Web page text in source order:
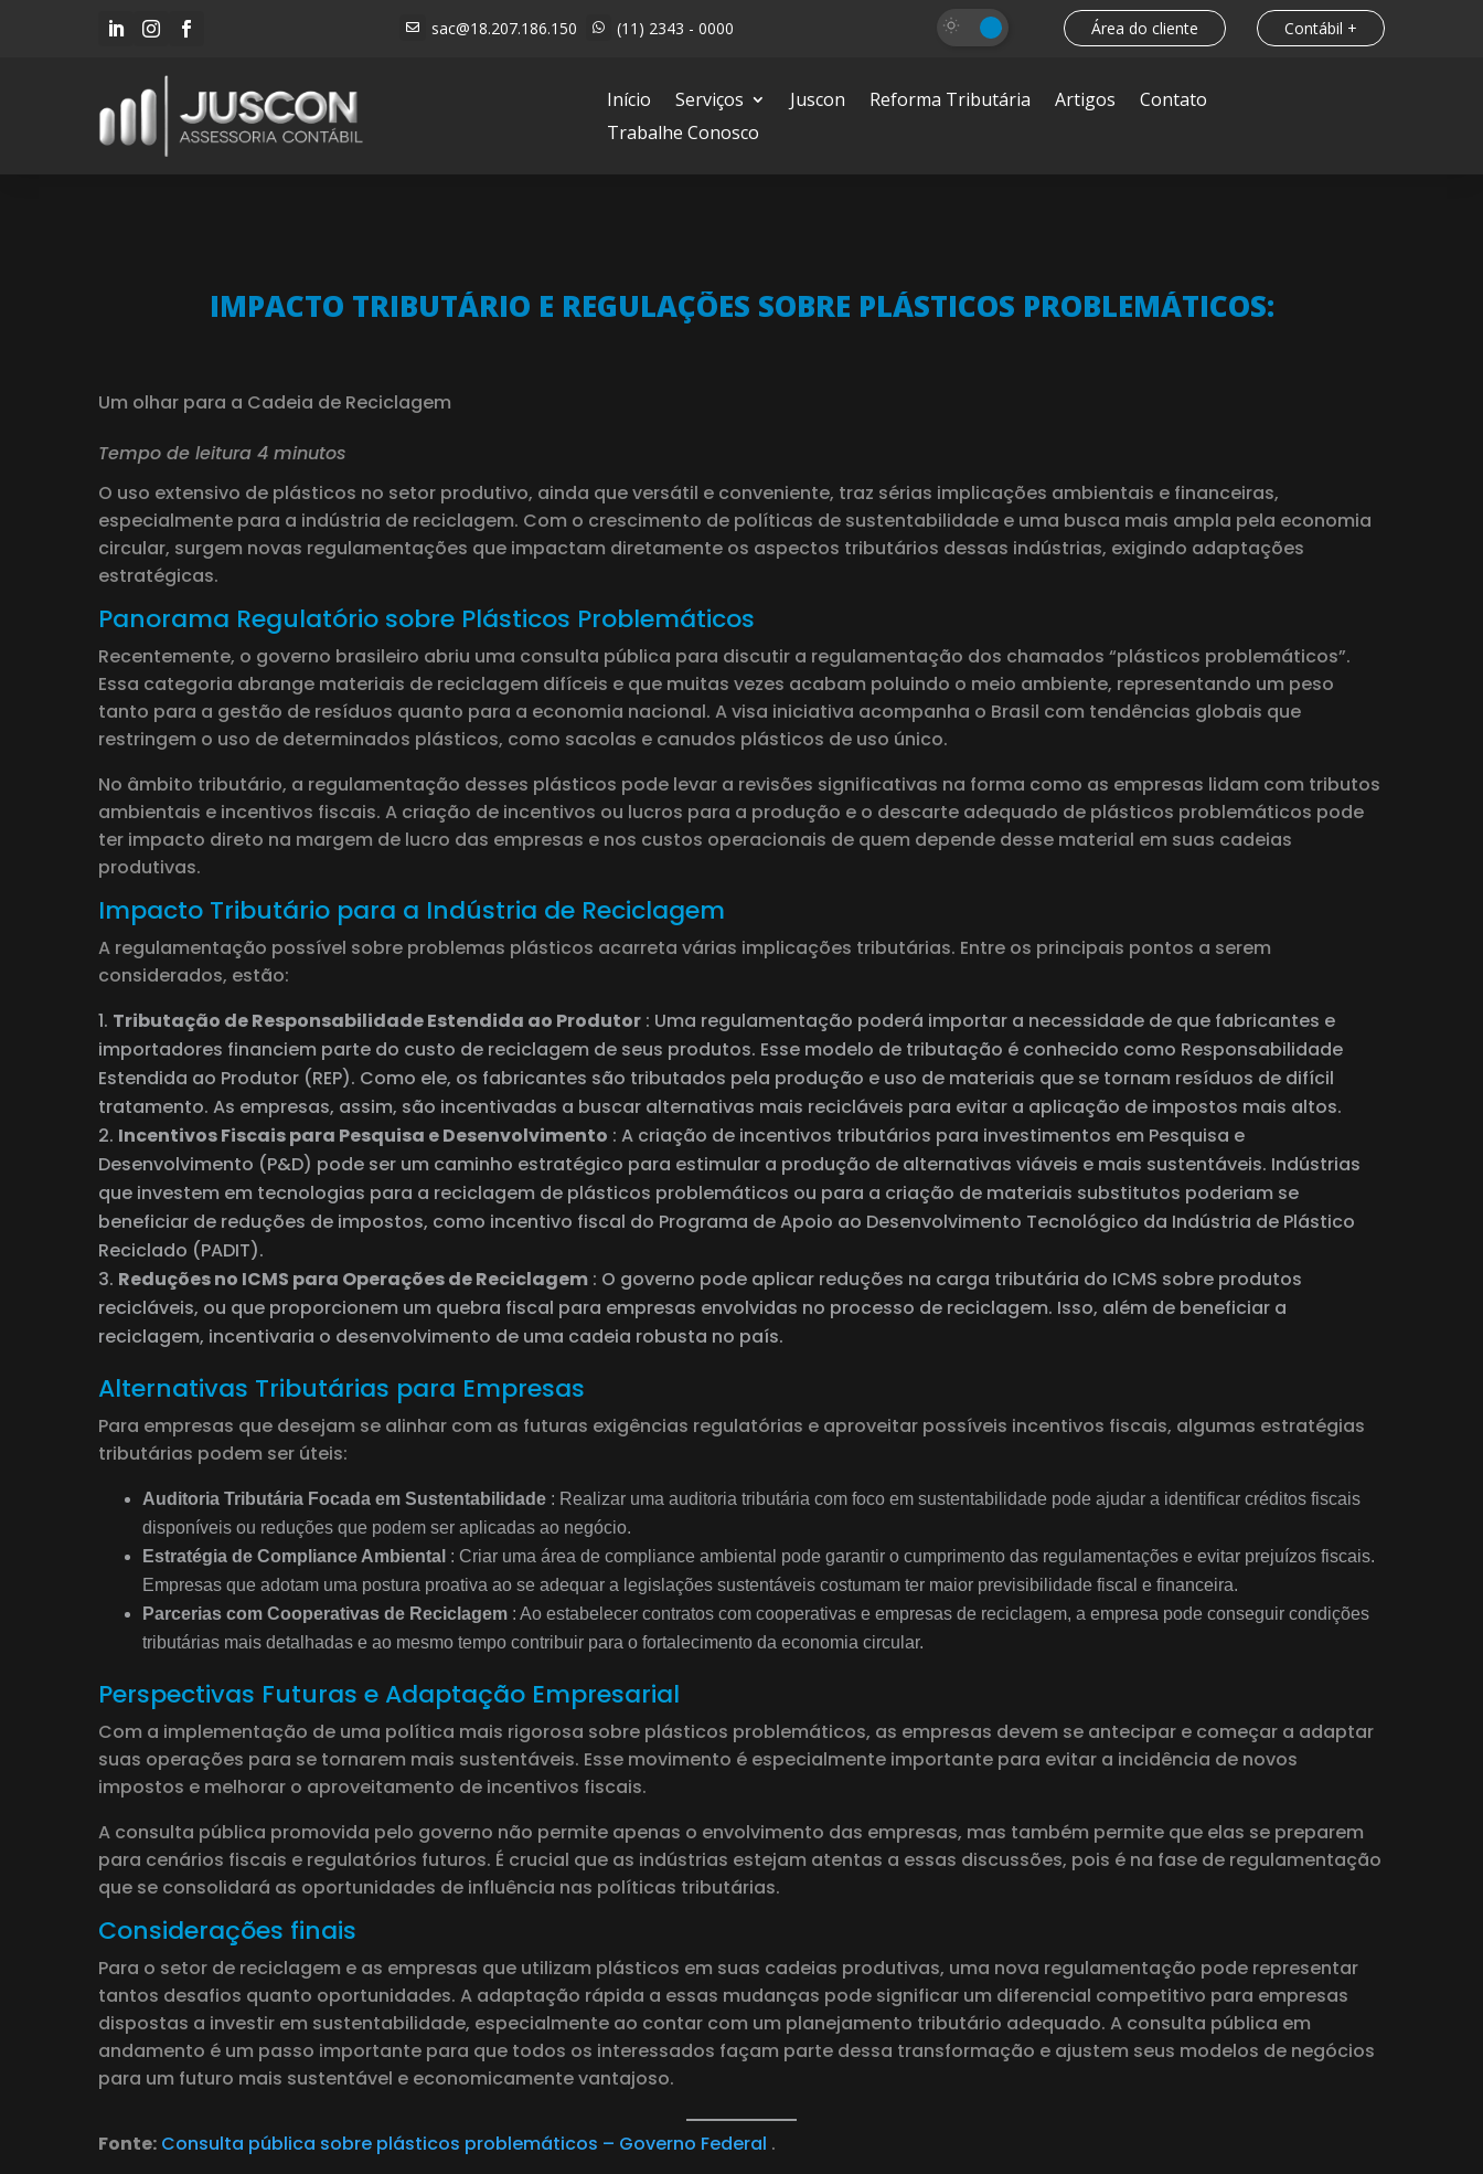
    sac@18.207.186.150  (11) 2343 - 0000 Área do cliente Contábil +
Início Serviços Juscon Reforma Tributária Artigos
Contato
Trabalhe Conosco
IMPACTO TRIBUTÁRIO E REGULAÇÕES SOBRE PLÁSTICOS PROBLEMÁTICOS:
Um olhar para a Cadeia de Reciclagem
Tempo de leitura 4 minutos
O uso extensivo de plásticos no setor produtivo, ainda que versátil e conveniente, traz sérias implicações ambientais e financeiras,
especialmente para a indústria de reciclagem. Com o crescimento de políticas de sustentabilidade e uma busca mais ampla pela economia
circular, surgem novas regulamentações que impactam diretamente os aspectos tributários dessas indústrias, exigindo adaptações
estratégicas.
Panorama Regulatório sobre Plásticos Problemáticos
Recentemente, o governo brasileiro abriu uma consulta pública para discutir a regulamentação dos chamados “plásticos problemáticos”.
Essa categoria abrange materiais de reciclagem difíceis e que muitas vezes acabam poluindo o meio ambiente, representando um peso
tanto para a gestão de resíduos quanto para a economia nacional. A visa iniciativa acompanha o Brasil com tendências globais que
restringem o uso de determinados plásticos, como sacolas e canudos plásticos de uso único.
No âmbito tributário, a regulamentação desses plásticos pode levar a revisões significativas na forma como as empresas lidam com tributos
ambientais e incentivos fiscais. A criação de incentivos ou lucros para a produção e o descarte adequado de plásticos problemáticos pode
ter impacto direto na margem de lucro das empresas e nos custos operacionais de quem depende desse material em suas cadeias
produtivas.
Impacto Tributário para a Indústria de Reciclagem
A regulamentação possível sobre problemas plásticos acarreta várias implicações tributárias. Entre os principais pontos a serem
considerados, estão:
Tributação de Responsabilidade Estendida ao Produtor : Uma regulamentação poderá importar a necessidade de que fabricantes e
importadores financiem parte do custo de reciclagem de seus produtos. Esse modelo de tributação é conhecido como Responsabilidade
Estendida ao Produtor (REP). Como ele, os fabricantes são tributados pela produção e uso de materiais que se tornam resíduos de difícil
tratamento. As empresas, assim, são incentivadas a buscar alternativas mais recicláveis ​​para evitar a aplicação de impostos mais altos.
Incentivos Fiscais para Pesquisa e Desenvolvimento : A criação de incentivos tributários para investimentos em Pesquisa e
Desenvolvimento (P&D) pode ser um caminho estratégico para estimular a produção de alternativas viáveis ​​e mais sustentáveis. Indústrias
que investem em tecnologias para a reciclagem de plásticos problemáticos ou para a criação de materiais substitutos poderiam se
beneficiar de reduções de impostos, como incentivo fiscal do Programa de Apoio ao Desenvolvimento Tecnológico da Indústria de Plástico
Reciclado (PADIT).
Reduções no ICMS para Operações de Reciclagem : O governo pode aplicar reduções na carga tributária do ICMS sobre produtos
recicláveis, ou que proporcionem um quebra fiscal para empresas envolvidas no processo de reciclagem. Isso, além de beneficiar a
reciclagem, incentivaria o desenvolvimento de uma cadeia robusta no país.
Alternativas Tributárias para Empresas
Para empresas que desejam se alinhar com as futuras exigências regulatórias e aproveitar possíveis incentivos fiscais, algumas estratégias
tributárias podem ser úteis:
Auditoria Tributária Focada em Sustentabilidade : Realizar uma auditoria tributária com foco em sustentabilidade pode ajudar a identificar créditos fiscais
disponíveis ou reduções que podem ser aplicadas ao negócio.
Estratégia de Compliance Ambiental : Criar uma área de compliance ambiental pode garantir o cumprimento das regulamentações e evitar prejuízos fiscais.
Empresas que adotam uma postura proativa ao se adequar a legislações sustentáveis ​​costumam ter maior previsibilidade fiscal e financeira.
Parcerias com Cooperativas de Reciclagem : Ao estabelecer contratos com cooperativas e empresas de reciclagem, a empresa pode conseguir condições
tributárias mais detalhadas e ao mesmo tempo contribuir para o fortalecimento da economia circular.
Perspectivas Futuras e Adaptação Empresarial
Com a implementação de uma política mais rigorosa sobre plásticos problemáticos, as empresas devem se antecipar e começar a adaptar
suas operações para se tornarem mais sustentáveis. Esse movimento é especialmente importante para evitar a incidência de novos
impostos e melhorar o aproveitamento de incentivos fiscais.
A consulta pública promovida pelo governo não permite apenas o envolvimento das empresas, mas também permite que elas se preparem
para cenários fiscais e regulatórios futuros. É crucial que as indústrias estejam atentas a essas discussões, pois é na fase de regulamentação
que se consolidará as oportunidades de influência nas políticas tributárias.
Considerações finais
Para o setor de reciclagem e as empresas que utilizam plásticos em suas cadeias produtivas, uma nova regulamentação pode representar
tantos desafios quanto oportunidades. A adaptação rápida a essas mudanças pode significar um diferencial competitivo para empresas
dispostas a investir em sustentabilidade, especialmente ao contar com um planejamento tributário adequado. A consulta pública em
andamento é um passo importante para que todos os interessados ​​façam parte dessa transformação e ajustem seus modelos de negócios
para um futuro mais sustentável e economicamente vantajoso.
Fonte: Consulta pública sobre plásticos problemáticos – Governo Federal .